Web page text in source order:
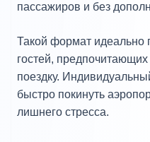
пассажиров и без
Такой формат идеально
гостей,
поездку.
быстро покинуть
лишнего стресса.